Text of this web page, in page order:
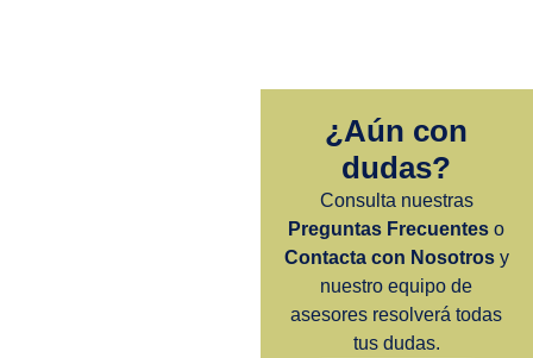
¿Aún con
dudas?
Consulta nuestras
Preguntas Frecuentes o
Contacta con Nosotros y
nuestro equipo de
asesores resolverá todas
tus dudas.